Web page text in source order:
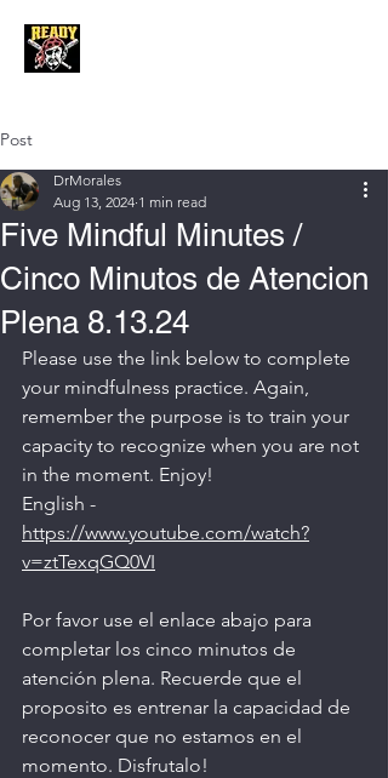
Post
Five Mindful Minutes /
Cinco Minutos de Atencion
Plena 8.13.24
DrMorales
Aug 13, 2024 1 min read
Please use the link below to complete
your mindfulness practice. Again,
remember the purpose is to train your
capacity to recognize when you are not
in the moment. Enjoy!
English -
https://www.youtube.com/watch?
v=ztTexqGQ0VI
Por favor use el enlace abajo para
completar los cinco minutos de
atención plena. Recuerde que el
proposito es entrenar la capacidad de
reconocer que no estamos en el
momento. Disfrutalo!